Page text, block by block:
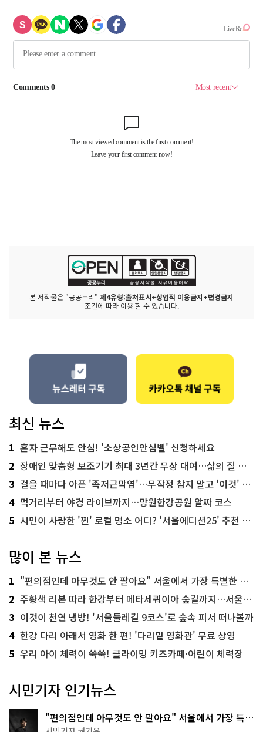
본 저작물은 "공공누리" 제4유형:출처표시+상업적 이용금지+변경금지
조건에 따라 이용 할 수 있습니다.
최신 뉴스
1 혼자 근무해도 안심! '소상공인안심벨' 신청하세요
2 장애인 맞춤형 보조기기 최대 3년간 무상 대여…삶의 질 높인다
3 걸을 때마다 아픈 '족저근막염'…무작정 참지 말고 '이것' 해보세요!
4 먹거리부터 야경 라이브까지…망원한강공원 알짜 코스
5 시민이 사랑한 '찐' 로컬 명소 어디? '서울에디션25' 추천 코스
많이 본 뉴스
1 "편의점인데 아무것도 안 팔아요" 서울에서 가장 특별한 편의점의 정체
2 주황색 리본 따라 한강부터 메타세쿼이아 숲길까지…서울둘레길 15코스
3 이것이 천연 냉방! '서울둘레길 9코스'로 숲속 피서 떠나볼까
4 한강 다리 아래서 영화 한 편! '다리밑 영화관' 무료 상영
5 우리 아이 체력이 쑥쑥! 클라이밍 키즈카페·어린이 체력장
시민기자 인기뉴스
"편의점인데 아무것도 안 팔아요" 서울에서 가장 특별
한 편의점의 정체